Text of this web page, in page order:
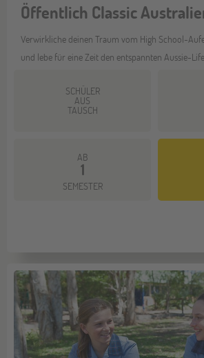
Öffentlich Classic
Verwirkliche deinen Traum vom High School-
und lebe für eine Zeit den entspannten Aussie-
SCHÜLER
AUS
TAUSCH
AB
1
SEMESTER